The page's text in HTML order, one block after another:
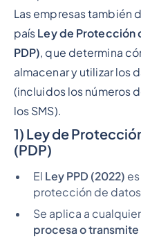
Las empresas también
país Ley de Protección
PDP), que determina
almacenar y utilizar los
(incluidos los números
los SMS).
1) Ley de
(PDP)
El Ley PPD (2022)
protección de
Se aplica a
procesa o